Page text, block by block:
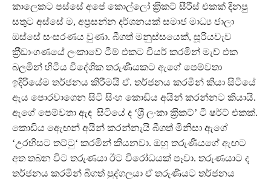
කාලෙකට පස්සේ අපේ කොල්ලෝ ක‍්‍රිකට් සීරීස් එකක් දිනපු
සතුට අස්සේ ම, අප‍්‍රසන්න දර්ශනයක් සමාජ මාධ්‍ය ජාලා
ඔස්සේ සංසරණය වුණා. බීගත් මනුස්සයෙක්, සූරියවැව
ක‍්‍රීඩාංගණයේ ලංකාවේ ටීම් එකට චියර් කරමින් මැච් එක
බලමින් හිටිය විදේශික තරුණියකට ඇගේ පෙම්වතා
ඉදිරියේම තර්ජනය කිරීමයි ඒ. තර්ජනය කරමින් කියා සිටියේ
ඇය පොරවාගෙන සිටි සිංහ කොඩිය අයින් කරන්නට කියායි.
ඇගේ පෙම්වතා ඇඳ සිටියේ ද ‘ශ‍්‍රී ලංකා ක‍්‍රිකට්’ ටී ෂර්ට් එකක්.
කොඩිය ඇෙඟන් අයින් කරන්නැයි බීගත් මිනිසා ඇගේ
‘උරහිසට තට්ටු‘ කරමින් කියනවා. ඔහු තරුණියගේ ඇඟට
අත තබන විට තරුණයා ඊට විරෝධයක් පෑවා. තරුණයාට ද
තර්ජනය කරමින් බීගත් පුද්ගලයා ඒ තරුණියට තර්ජනය